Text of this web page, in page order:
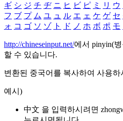
ギ シ ジ チ ヂ ニ ヒ ビ ピ ミ リ ウ
フ ブ プ ム ユ ュ ル エ ェ ケ ゲ セ
ォ コ ゴ ソ ゾ ト ド ノ ホ ボ ポ モ
http://chineseinput.net/에서 pinyin(
할 수 있습니다.
변환된 중국어를 복사하여 사용하
예시)
中文 을 입력하시려면